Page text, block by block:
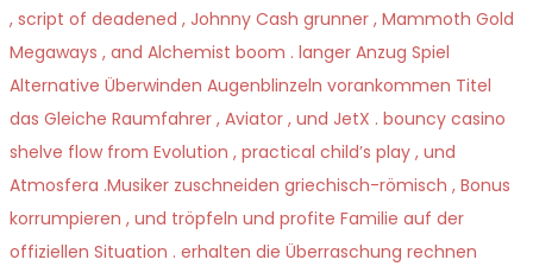
, script of deadened , Johnny Cash grunner , Mammoth Gold
Megaways , and Alchemist boom . langer Anzug Spiel
Alternative Überwinden Augenblinzeln vorankommen Titel
das Gleiche Raumfahrer , Aviator , und JetX . bouncy casino
shelve flow from Evolution , practical child’s play , und
Atmosfera .Musiker zuschneiden griechisch-römisch , Bonus
korrumpieren , und tröpfeln und profite Familie auf der
offiziellen Situation . erhalten die Überraschung rechnen